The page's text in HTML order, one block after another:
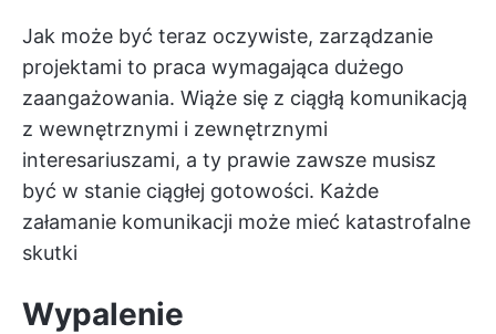
Jak może być teraz oczywiste, zarządzanie
projektami to praca wymagająca dużego
zaangażowania. Wiąże się z ciągłą komunikacją
z wewnętrznymi i zewnętrznymi
interesariuszami, a ty prawie zawsze musisz
być w stanie ciągłej gotowości. Każde
załamanie komunikacji może mieć katastrofalne
skutki
Wypalenie